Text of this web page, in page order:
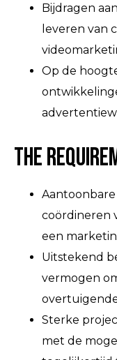
Bijdragen
leveren van
Op de
The
coördineren
een
Uitstekend
vermogen
Sterke
met de